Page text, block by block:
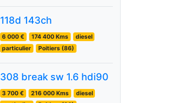
118d 143ch
6 000 € 174 400 Kms
diesel
particulier
Poitiers (86)
308 break sw 1.6 hdi90
3 700 € 216 000 Kms
diesel